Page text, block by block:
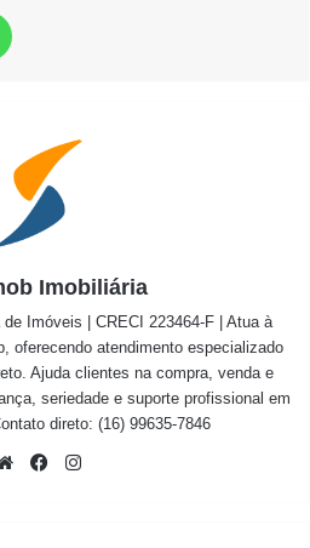
Imobiliária
Imóveis | CRECI 223464-F | Atua à
oferecendo atendimento especializado
Ajuda clientes na compra, venda e
seriedade e suporte profissional em
direto: (16) 99635-7846
WebsiteFacebook